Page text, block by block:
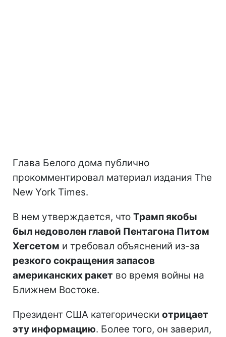
Глава Белого дома публично
прокомментировал материал издания The
New York Times.
В нем утверждается, что Трамп якобы
был недоволен главой Пентагона Питом
Хегсетом и требовал объяснений из-за
резкого сокращения запасов
американских ракет во время войны на
Ближнем Востоке.
Президент США категорически отрицает
эту информацию. Более того, он заверил,